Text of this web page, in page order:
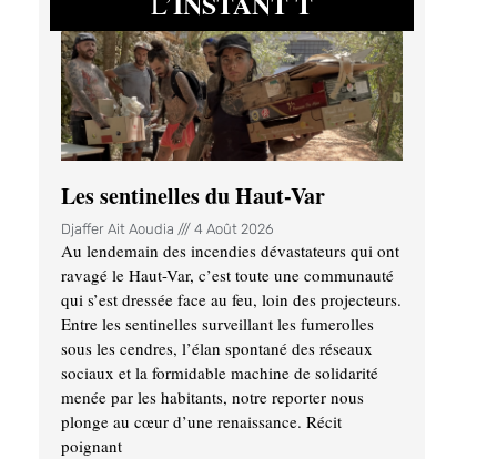
Les sentinelles du Haut-Var
Djaffer Ait Aoudia 4 Août 2026
Au lendemain des incendies dévastateurs qui ont
ravagé le Haut-Var, c’est toute une communauté
qui s’est dressée face au feu, loin des projecteurs.
Entre les sentinelles surveillant les fumerolles
sous les cendres, l’élan spontané des réseaux
sociaux et la formidable machine de solidarité
menée par les habitants, notre reporter nous
plonge au cœur d’une renaissance. Récit
poignant